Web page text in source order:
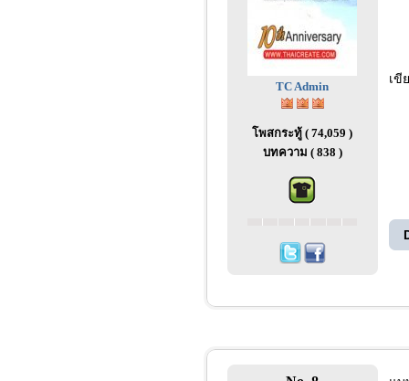
TC Admin
โพสกระทู้ ( 74,059 )
บทความ ( 838 )
เขี